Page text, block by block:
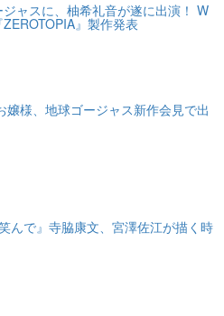
ャスに、柚希礼音が遂に出演！ W
』製作発表
様、地球ゴージャス新作会見で出
んで』寺脇康文、宮澤佐江が描く時